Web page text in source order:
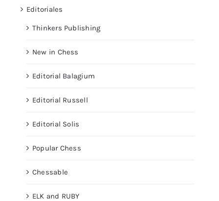
Editoriales
Thinkers Publishing
New in Chess
Editorial Balagium
Editorial Russell
Editorial Solis
Popular Chess
Chessable
ELK and RUBY